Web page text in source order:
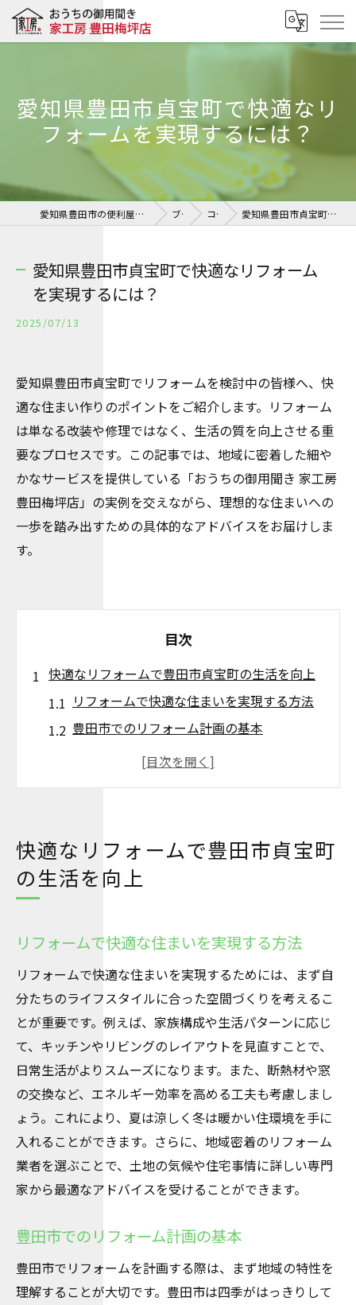
愛知県豊田市貞宝町で快適なリ
フォームを実現するには？
愛知県豊田市の便利屋ならおうちの御用聞き 家工房 豊田梅坪店 ブログ コラム 愛知県豊田市貞宝町で快適なリフォームを実現するには？
愛知県豊田市貞宝町で快適なリフォーム
を実現するには？
2025/07/13
愛知県豊田市貞宝町でリフォームを検討中の皆様へ、快
適な住まい作りのポイントをご紹介します。リフォーム
は単なる改装や修理ではなく、生活の質を向上させる重
要なプロセスです。この記事では、地域に密着した細や
かなサービスを提供している「おうちの御用聞き 家工房
豊田梅坪店」の実例を交えながら、理想的な住まいへの
一歩を踏み出すための具体的なアドバイスをお届けしま
す。
目次
快適なリフォームで豊田市貞宝町の生活を向上
リフォームで快適な住まいを実現する方法
豊田市でのリフォーム計画の基本
貞宝町で快適リフォームを追求する
豊田市での成功するリフォームのポイント
愛知県豊田市で理想のリフォームを実現する方
法
豊田市での効率的なリフォーム手順
リフォームで快適な暮らしを手に入れる
豊田市のリフォーム成功の鍵とは
理想的なリフォームのためのポイント
快適な住まいづくりのリフォーム術
豊田市貞宝町の快適リフォームの秘訣
快適リフォームのための準備と計画
貞宝町でのリフォームの成功事例
リフォームで豊田市の生活を豊かに
快適なリフォームを実現するエッセンス
貞宝町におけるリフォームのポイント
快適な住まいを目指す豊田市のリフォーム案
快適な住まいを実現するリフォームプラン
快適なリフォームで豊田市貞宝町
の生活を向上
リフォームで快適な住まいを実現する方法
リフォームで快適な住まいを実現するためには、まず自
分たちのライフスタイルに合った空間づくりを考えるこ
とが重要です。例えば、家族構成や生活パターンに応じ
て、キッチンやリビングのレイアウトを見直すことで、
日常生活がよりスムーズになります。また、断熱材や窓
の交換など、エネルギー効率を高める工夫も考慮しまし
ょう。これにより、夏は涼しく冬は暖かい住環境を手に
入れることができます。さらに、地域密着のリフォーム
業者を選ぶことで、土地の気候や住宅事情に詳しい専門
家から最適なアドバイスを受けることができます。
豊田市でのリフォーム計画の基本
豊田市でリフォームを計画する際は、まず地域の特性を
理解することが大切です。豊田市は四季がはっきりして